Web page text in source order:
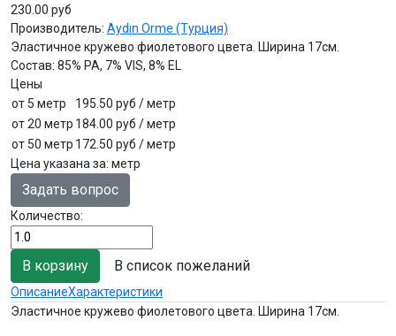
230.00 руб
Производитель: Aydın Orme (Турция)
Эластичное кружево фиолетового цвета. Ширина 17см.
Состав: 85% PA, 7% VIS, 8% EL
Цены
от 5 метр
195.50 руб / метр
от 20 метр 184.00 руб / метр
от 50 метр 172.50 руб / метр
Цена указана за: метр
Задать вопрос
Количество:
В список пожеланий
ОписаниеХарактеристики
Эластичное кружево фиолетового цвета. Ширина 17см.